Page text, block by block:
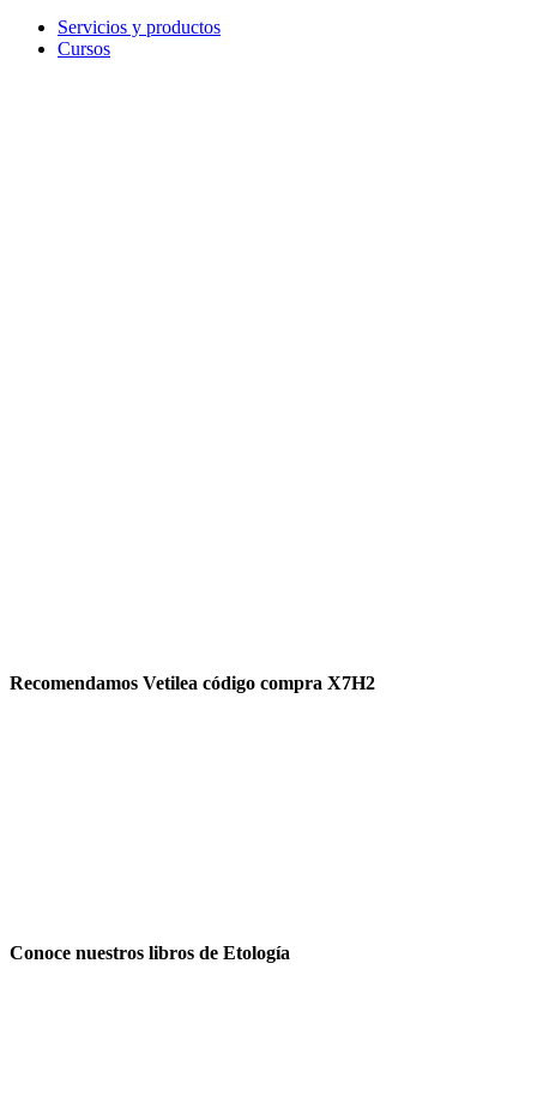
Servicios y productos
Cursos
Recomendamos Vetilea código compra X7H2
Conoce nuestros libros de Etología